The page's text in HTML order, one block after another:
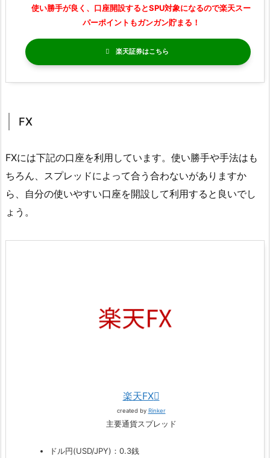
使い勝手が良く、口座開設するとSPU対象になるので楽天スー
パーポイントもガンガン貯まる！
楽天証券
FX
FXには下記の口座を利用しています。使い勝手や手法はも
ちろん、スプレッドによって合う合わないがありますか
ら、自分の使いやすい口座を開設して利用すると良いでし
ょう。
楽天FX
created by Rinker
主要通貨スプレッド
ドル円(USD/JPY)：0.3銭